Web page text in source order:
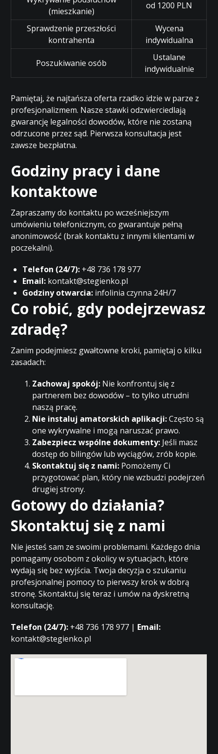
(mieszkanie)
od 1200 PLN
Sprawdzenie przeszłości
kontrahenta
Wycena
indywidualna
Poszukiwanie osób
Ustalane
indywidualnie
Pamiętaj, że najtańsza oferta rzadko idzie w parze z
profesjonalizmem. Nasze stawki odzwierciedlają
gwarancję legalności dowodów, które nie zostaną
odrzucone przez sąd. Pierwsza konsultacja jest
zawsze bezpłatna.
Godziny pracy i dane
kontaktowe
Zapraszamy do kontaktu po wcześniejszym
umówieniu telefonicznym, co gwarantuje pełną
anonimowość (brak kontaktu z innymi klientami w
poczekalni).
Telefon (24/7): +48 736 178 977
Email: kontakt@stegienko.pl
Godziny otwarcia: infolinia czynna 24H/7
Co robić, gdy podejrzewasz
zdradę?
Zanim podejmiesz gwałtowne kroki, pamiętaj o kilku
zasadach:
Zachowaj spokój: Nie konfrontuj się z
partnerem bez dowodów – to tylko utrudni
naszą pracę.
Nie instaluj amatorskich aplikacji:Często są
one wykrywalne i mogą naruszać prawo.
Zabezpiecz wspólne dokumenty: Jeśli masz
dostęp do bilingów lub wyciągów, zrób kopie.
Skontaktuj się z nami: Pomożemy Ci
przygotować plan, który nie wzbudzi podejrzeń
drugiej strony.
Gotowy do działania?
Skontaktuj się z nami
Nie jesteś sam ze swoimi problemami. Każdego dnia
pomagamy osobom z okolicy w sytuacjach, które
wydają się bez wyjścia. Twoja decyzja o szukaniu
profesjonalnej pomocy to pierwszy krok w dobrą
stronę. Skontaktuj się teraz i umów na dyskretną
konsultację.
Telefon (24/7): +48 736 178 977 | Email:
kontakt@stegienko.pl